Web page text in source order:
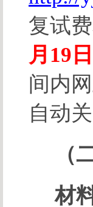
复试
月19
间内
自动
（
材